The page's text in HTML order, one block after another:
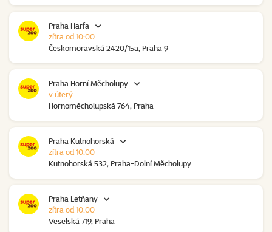
Praha Harfa
Českomoravská 2420/15a, Praha 9
zítra od 10:00
Praha Horní Měcholupy
Hornoměcholupská 764, Praha
v úterý
Praha Kutnohorská
Kutnohorská 532, Praha-Dolní Měcholupy
zítra od 10:00
Praha Letňany
Veselská 719, Praha
zítra od 10:00